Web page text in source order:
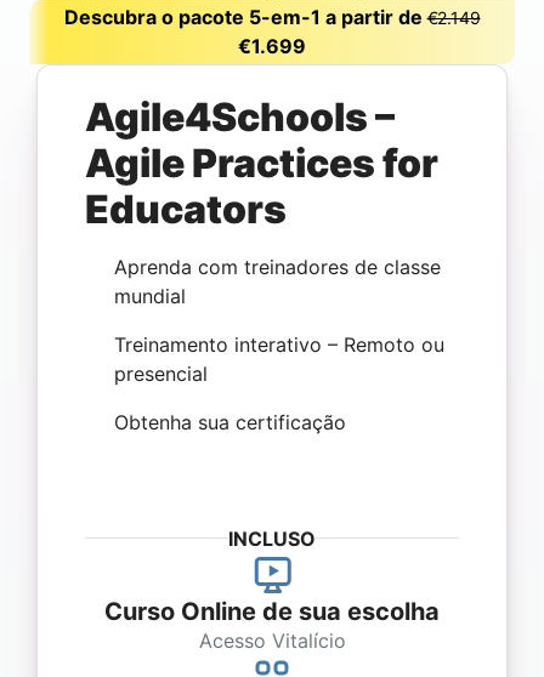
Descubra o pacote 5-em-1 a partir de€2.149
€1.699
Agile4Schools –
Agile Practices for
Educators
Aprenda com treinadores de classe
mundial
Treinamento interativo – Remoto ou
presencial
Obtenha sua certificação
INCLUSO
Curso Online de sua escolha
Acesso Vitalício